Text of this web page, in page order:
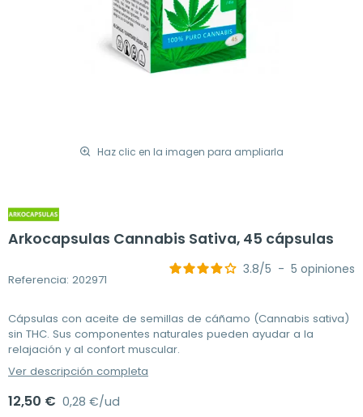
Haz clic en la imagen para ampliarla
Arkocapsulas Cannabis Sativa, 45 cápsulas
Referencia: 202971
3.8/5 - 5 opiniones
Cápsulas con aceite de semillas de cáñamo (Cannabis sativa)
sin THC. Sus componentes naturales pueden ayudar a la
relajación y al confort muscular.
Ver descripción completa
12,50 € 0,28 €/ud